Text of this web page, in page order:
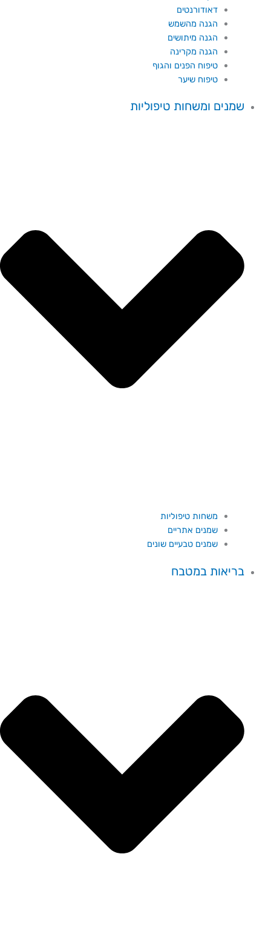
דאודורנטים
הגנה מהשמש
הגנה מיתושים
הגנה מקרינה
טיפוח הפנים והגוף
טיפוח שיער
שמנים ומשחות טיפוליות
משחות טיפוליות
שמנים אתריים
שמנים טבעיים שונים
בריאות במטבח